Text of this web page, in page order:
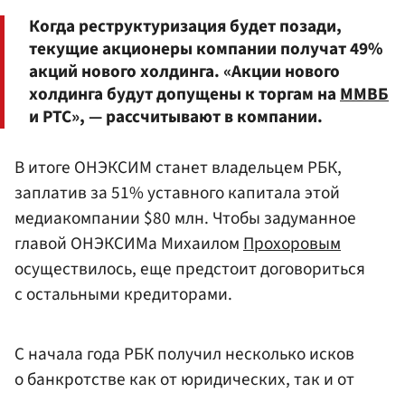
Когда реструктуризация будет позади,
текущие акционеры компании получат 49%
акций нового холдинга. «Акции нового
холдинга будут допущены к торгам наММВБ
и РТС», — рассчитывают в компании.
В итоге ОНЭКСИМ станет владельцем РБК,
заплатив за 51% уставного капитала этой
медиакомпании $80 млн. Чтобы задуманное
главой ОНЭКСИМа МихаиломПрохоровым
осуществилось, еще предстоит договориться
с остальными кредиторами.
С начала года РБК получил несколько исков
о банкротстве как от юридических, так и от